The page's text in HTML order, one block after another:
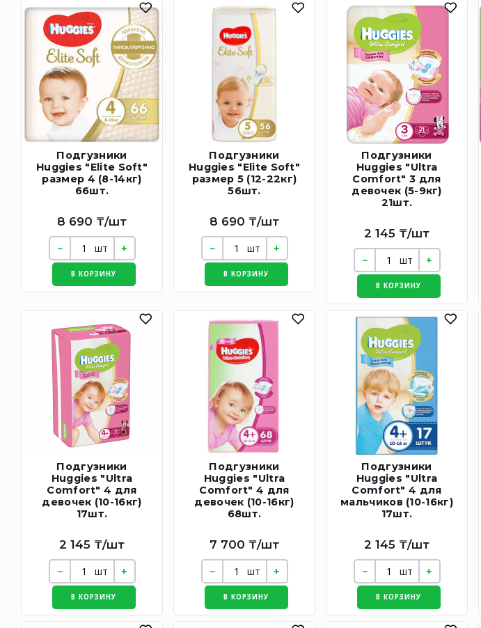
Подгузники
Huggies "Elite Soft"
размер 4 (8-14кг)
66шт.
8 690 ₸/шт
шт
В КОРЗИНУ
Подгузники
Huggies "Elite Soft"
размер 5 (12-22кг)
56шт.
8 690 ₸/шт
шт
В КОРЗИНУ
Подгузники
Huggies "Ultra
Comfort" 3 для
девочек (5-9кг)
21шт.
2 145 ₸/шт
шт
В КОРЗИНУ
Подгузники
Huggies "Ultra
Comfort" 4 для
девочек (10-16кг)
17шт.
2 145 ₸/шт
шт
В КОРЗИНУ
Подгузники
Huggies "Ultra
Comfort" 4 для
девочек (10-16кг)
68шт.
7 700 ₸/шт
шт
В КОРЗИНУ
Подгузники
Huggies "Ultra
Comfort" 4 для
мальчиков (10-16кг)
17шт.
2 145 ₸/шт
шт
В КОРЗИНУ